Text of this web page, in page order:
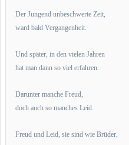
Der Jungend unbeschwerte Zeit,
ward bald Vergangenheit.
Und später, in den vielen Jahren
hat man dann so viel erfahren.
Darunter manche Freud,
doch auch so manches Leid.
Freud und Leid, sie sind wie Brüder,